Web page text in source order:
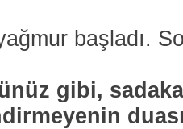
başladı.
gibi,